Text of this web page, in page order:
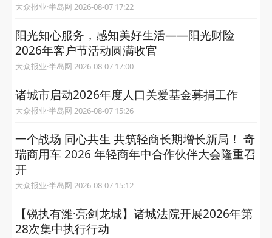
大众报业·半岛网 2026-08-07 17:22
阳光知心服务，感知美好生活——阳光财险
2026年客户节活动圆满收官
大众报业·半岛网 2026-08-07 17:00
诸城市启动2026年度人口关爱基金募捐工作
大众报业·半岛网 2026-08-07 15:26
一个战场 同心共生 共筑轻商长期增长新局！ 奇
瑞商用车 2026 年轻商年中合作伙伴大会隆重召
开
大众报业·半岛网 2026-08-07 15:12
【锐执有潍·亮剑龙城】诸城法院开展2026年第
28次集中执行行动